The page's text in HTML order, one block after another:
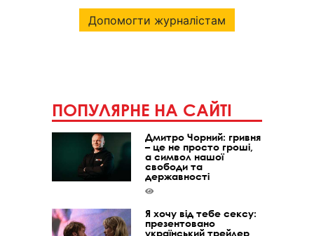
Допомогти журналістам
ПОПУЛЯРНЕ НА САЙТІ
Дмитро Чорний: гривня
– це не просто гроші,
а символ нашої
свободи та
державності
Я хочу від тебе сексу:
презентовано
український трейлер